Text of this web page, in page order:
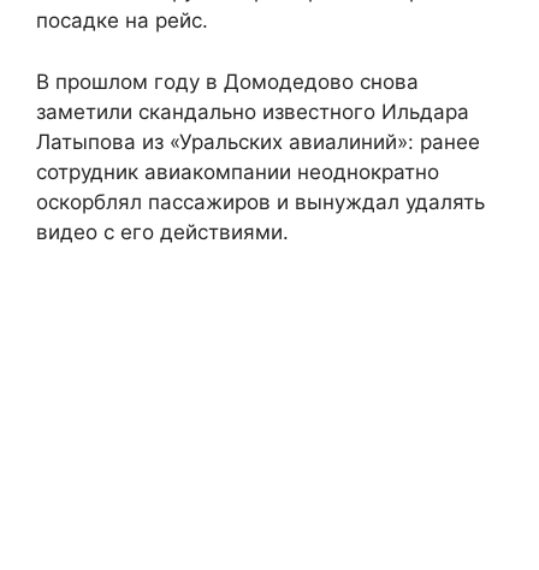
посадке на рейс.
В прошлом году в Домодедово снова
заметили скандально известного Ильдара
Латыпова из «Уральских авиалиний»: ранее
сотрудник авиакомпании неоднократно
оскорблял пассажиров и вынуждал удалять
видео с его действиями.